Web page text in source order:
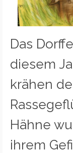
Das
diesem
krähen
Hähne
ihrem